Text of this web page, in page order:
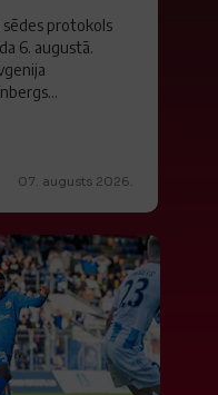
sēdes protokols
6. augustā.
07. augusts 2026.